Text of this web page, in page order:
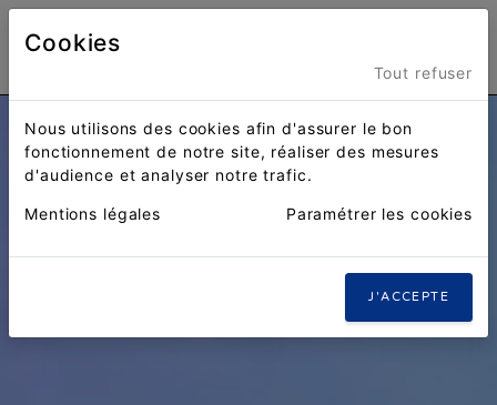
Cookies
Tout refuser
Nous utilisons des cookies afin d'assurer le bon
fonctionnement de notre site, réaliser des mesures
d'audience et analyser notre trafic.
Mentions légales Paramétrer les cookies
J'ACCEPTE